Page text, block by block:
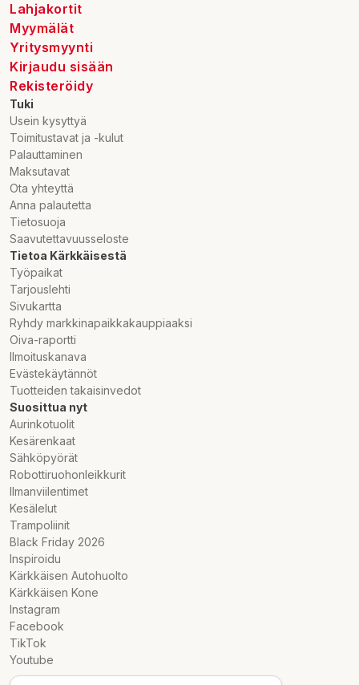
Lahjakortit
Myymälät
Yritysmyynti
Kirjaudu sisään
Rekisteröidy
Tuki
Usein kysyttyä
Toimitustavat ja -kulut
Palauttaminen
Maksutavat
Ota yhteyttä
Anna palautetta
Tietosuoja
Saavutettavuusseloste
Tietoa Kärkkäisestä
Työpaikat
Tarjouslehti
Sivukartta
Ryhdy markkinapaikkakauppiaaksi
Oiva-raportti
Ilmoituskanava
Evästekäytännöt
Tuotteiden takaisinvedot
Suosittua nyt
Aurinkotuolit
Kesärenkaat
Sähköpyörät
Robottiruohonleikkurit
Ilmanviilentimet
Kesälelut
Trampoliinit
Black Friday 2026
Inspiroidu
Kärkkäisen Autohuolto
Kärkkäisen Kone
Instagram
Facebook
TikTok
Youtube